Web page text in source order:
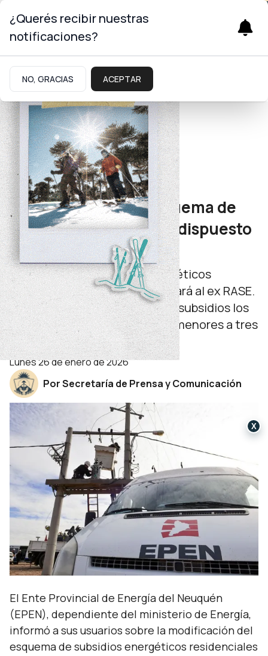
Energía
Cambios en la factura
Cómo es el nuevo esquema de
subsidios energéticos dispuesto
por Nación
El Registro de Subsidios Energéticos
Focalizados (ReSEF) reemplazará al ex RASE.
De esta manera, solo recibirán subsidios los
hogares que tengan ingresos menores a tres
canastas básicas.
lunes 26 de enero de 2026
Por Secretaría de Prensa y Comunicación
El Ente Provincial de Energía del Neuquén
(EPEN), dependiente del ministerio de Energía,
informó a sus usuarios sobre la modificación del
esquema de subsidios energéticos residenciales
¿Querés recibir nuestras
notificaciones?
NO, GRACIAS ACEPTAR
X